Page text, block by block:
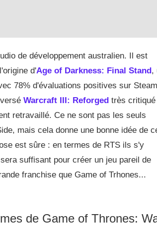
de développement australien. Il est
d'Age of Darkness: Final Stand,
78% d'évaluations positives sur
Warcraft III: Reforged très critiqué
retravaillé. Ce ne sont pas les seuls
mais cela donne une bonne idée de
est sûre : en termes de RTS ils s'y
suffisant pour créer un jeu pareil de
franchise que Game of Trhones...
de Game of Thrones: